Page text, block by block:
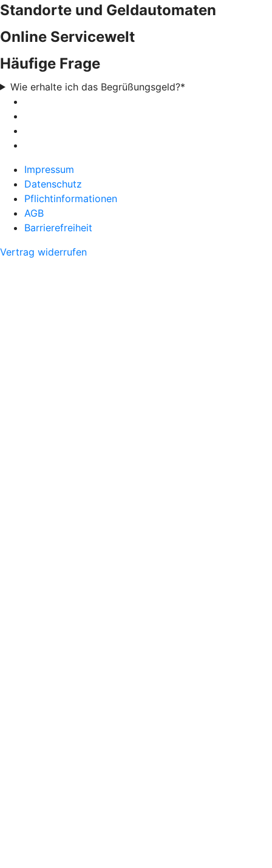
Standorte und Geldautomaten
Online Servicewelt
Häufige Frage
Wie erhalte ich das Begrüßungsgeld?*
Impressum
Datenschutz
Pflichtinformationen
AGB
Barrierefreiheit
Vertrag widerrufen